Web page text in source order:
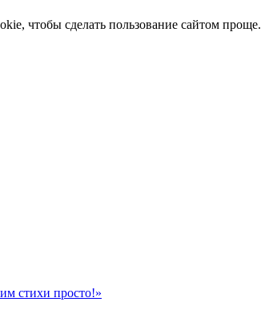
чтобы сделать пользование сайтом проще.
стихи просто!»